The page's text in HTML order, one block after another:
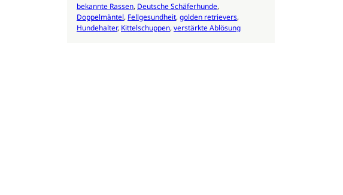
bekannte Rassen, Deutsche Schäferhunde
Doppelmäntel, Fellgesundheit, golden retrievers
Hundehalter, Kittelschuppen, verstärkte Ablösung